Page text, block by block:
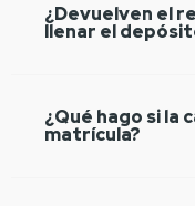
¿Devuelven el
llenar el
¿Qué hago si la
matrícula?